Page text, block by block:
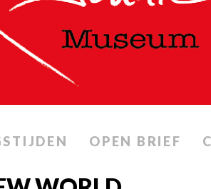
OPEN BRIEF